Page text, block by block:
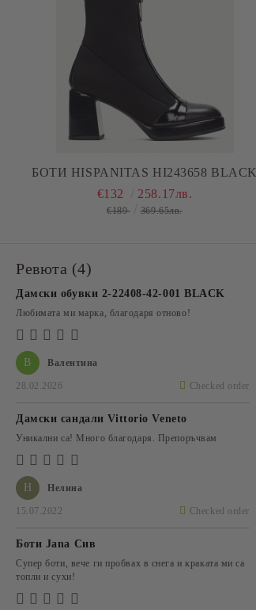
БОТИ HISPANITAS HI243658 BLACK
€132 258.17лв.
€189 369.65лв.
Ревюта (4)
В Валентина
28.02.2026 Checked order
Дамски обувки 2-22408-42-001 BLACK
Любимата ми марка, благодаря отново!
Н Нелина
15.07.2022 Checked order
Дамски сандали Vittorio Veneto
Уникални са! Много благодаря. Препоръчвам
Боти Jana Сив
Супер боти, вече ги пробвах в снега и краката ми са
топли и сухи!